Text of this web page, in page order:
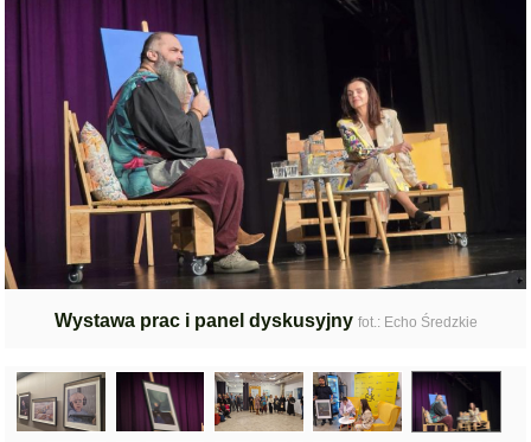
Wystawa prac i panel dyskusyjny fot.: Echo Średzkie